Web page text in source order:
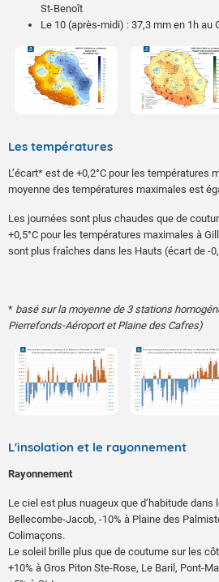
St-Benoît
Le 10 (après-midi) : 37,3 mm en 1h au
Du 15 (07h) au 16 (07h) : 110 mm à
1h), 80 mm à Takamaka, 69 mm à
Plaine des Fougères, 58 mm à Bras-
mm à Bellevue Bras-Panon, 42 mm à
Le 15 (13h-17h) : 44 mm à Plaine des
Le 15 (14h-16h) : 37 mm au Guillaume (
orageuses et fortes le 31
Du 23 (07h) au 24 (07h) : 174 mm à
en 6h), 155 mm à Hauts de Ste-Rose
Le 31 (après-midi) : 89 mm à Plaine
61,2 mm en 2h), 81 mm à Bras-Long
2h), 49 mm à Takamaka.
Les températures
L’écart* est de +0,2°C pour les températures
moyenne des températures maximales est
Les journées sont plus chaudes que de
+0,5°C pour les températures maximales à
sont plus fraîches dans les Hauts (écart de -
* basé sur la moyenne de 3 stations
Pierrefonds-Aéroport et Plaine des Cafres)
L'insolation et le rayonnement
Rayonnement
Le ciel est plus nuageux que d’habitude dans
Bellecombe-Jacob, -10% à Plaine des
Colimaçons.
Le soleil brille plus que de coutume sur les
+10% à Gros Piton Ste-Rose, Le Baril, Pont-